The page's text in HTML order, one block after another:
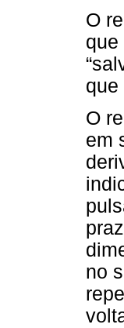
O
que
O
em
no